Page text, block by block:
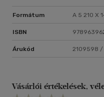
Formátum A 5 210 X
ISBN
Árukód 2109598 /
Vásárlói értékelések,